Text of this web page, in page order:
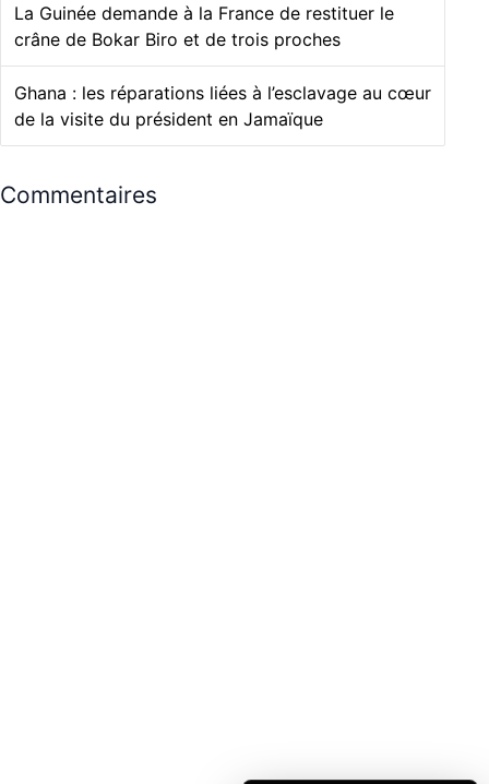
La Guinée demande à la France de restituer le
crâne de Bokar Biro et de trois proches
Ghana : les réparations liées à l’esclavage au cœur
de la visite du président en Jamaïque
Commentaires